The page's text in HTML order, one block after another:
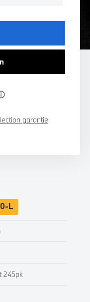
garantie
L
245pk